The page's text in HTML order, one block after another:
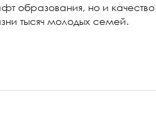
образования, но и качество
тысяч молодых семей.